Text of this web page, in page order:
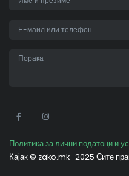
Политика за лични податоци и
Кајак © zako.mk 2025 Сите